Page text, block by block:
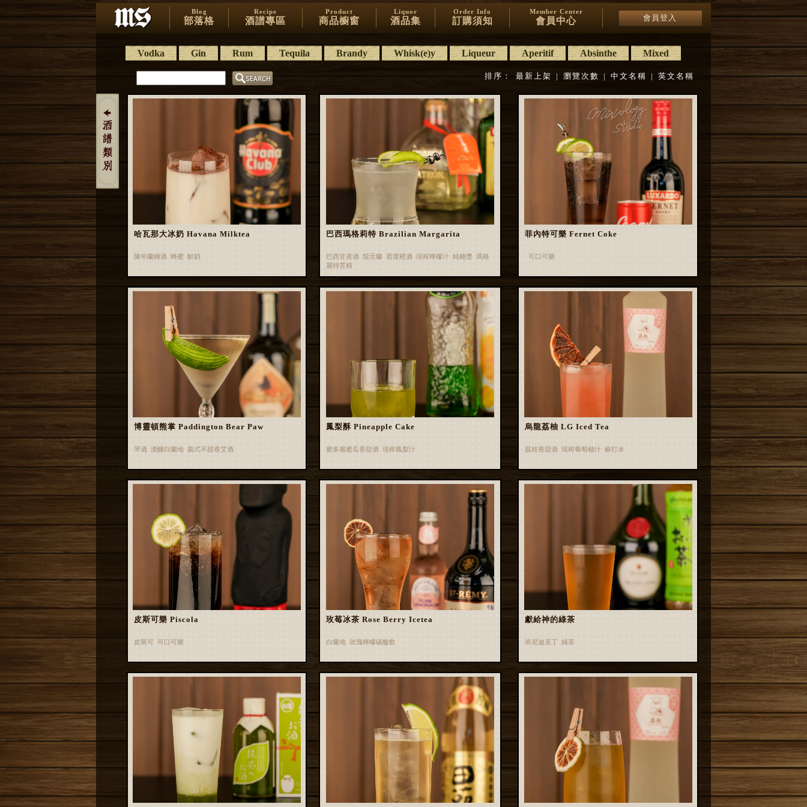
Blog
部落格
Recipe
酒譜專區
Product
商品櫥窗
Liquor
酒品集
Order Info
訂購須知
Member Center
會員中心 會員登入
Vodka Gin Rum Tequila Brandy Whisk(e)y Liqueur Aperitif Absinthe Mixed
排序： 最新上架 | 瀏覽次數 | 中文名稱 | 英文名稱
哈瓦那大冰奶 Havana Milktea
陳年蘭姆酒 蜂蜜 鮮奶
巴西瑪格莉特 Brazilian Margarita
巴西甘蔗酒 龍舌蘭 君度橙酒 現榨檸檬汁 純糖漿 瑪格
麗特苦精
菲內特可樂 Fernet Coke
可口可樂
博靈頓熊掌 Paddington Bear Paw
琴酒 渣釀白蘭地 義式不甜香艾酒
鳳梨酥 Pineapple Cake
蜜多麗蜜瓜香甜酒 現榨鳳梨汁
烏龍荔柚 LG Iced Tea
荔枝香甜酒 現榨葡萄柚汁 蘇打水
皮斯可樂 Piscola
皮斯可 可口可樂
玫莓冰茶 Rose Berry Icetea
白蘭地 玫瑰檸檬碳酸飲
獻給神的綠茶
班尼迪克丁 綠茶